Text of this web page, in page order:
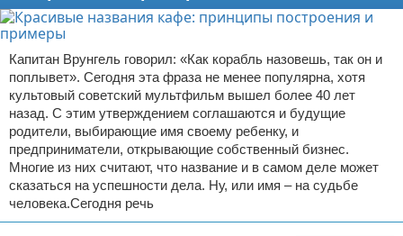
Капитан Врунгель говорил: «Как корабль назовешь, так он и
поплывет». Сегодня эта фраза не менее популярна, хотя
культовый советский мультфильм вышел более 40 лет
назад. С этим утверждением соглашаются и будущие
родители, выбирающие имя своему ребенку, и
предприниматели, открывающие собственный бизнес.
Многие из них считают, что название и в самом деле может
сказаться на успешности дела. Ну, или имя – на судьбе
человека.Сегодня речь